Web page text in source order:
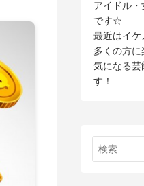
アイドル・
です☆
最近はイケ
多くの方に
気になる芸
す！